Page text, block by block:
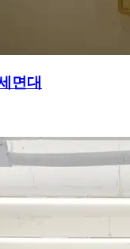
면대